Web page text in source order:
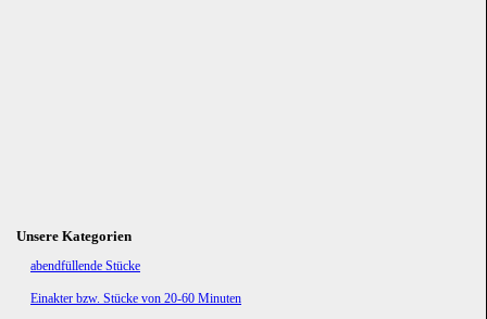
Unsere Kategorien
Navigation
abendfüllende Stücke
Einakter bzw. Stücke von 20-60 Minuten